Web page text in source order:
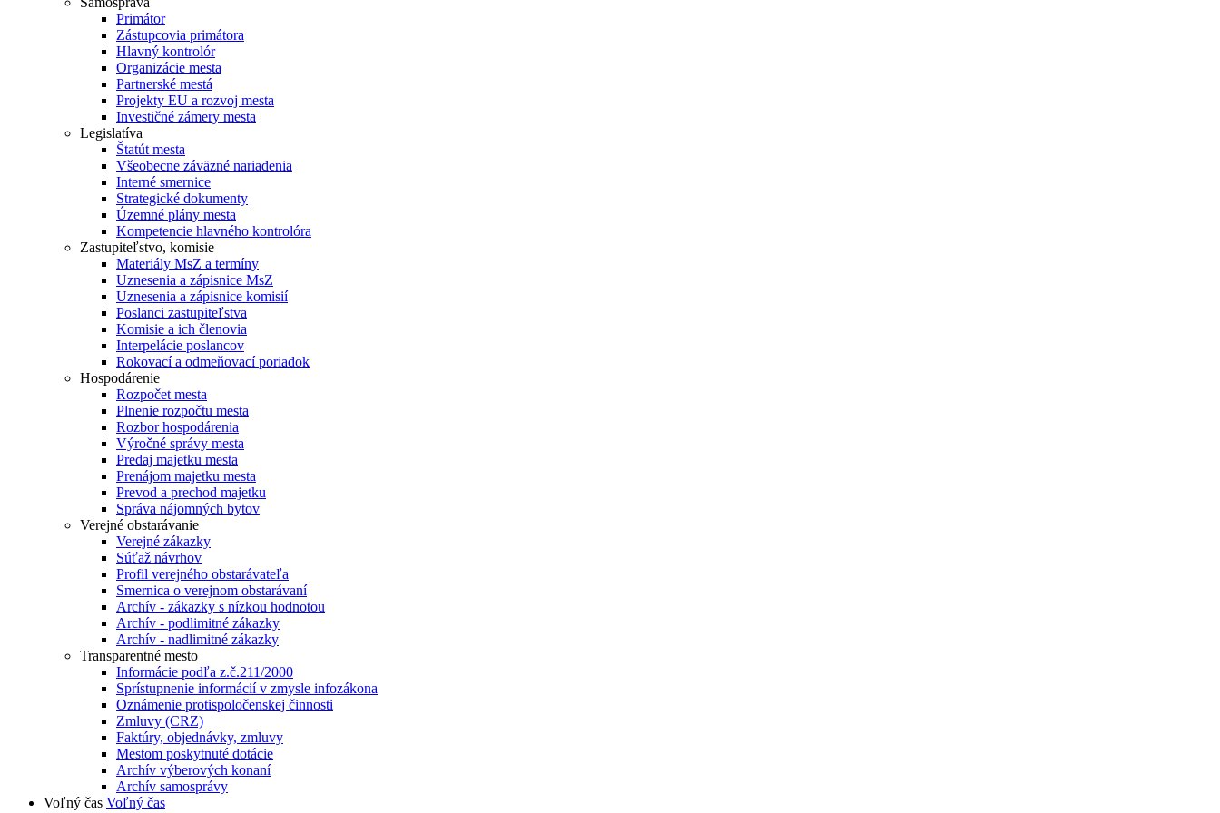
Primátor
Zástupcovia primátora
Hlavný kontrolór
Organizácie mesta
Partnerské mestá
Projekty EU a rozvoj mesta
Investičné zámery mesta
Legislatíva
Štatút mesta
Všeobecne záväzné nariadenia
Interné smernice
Strategické dokumenty
Územné plány mesta
Kompetencie hlavného kontrolóra
Zastupiteľstvo, komisie
Materiály MsZ a termíny
Uznesenia a zápisnice MsZ
Uznesenia a zápisnice komisií
Poslanci zastupiteľstva
Komisie a ich členovia
Interpelácie poslancov
Rokovací a odmeňovací poriadok
Hospodárenie
Rozpočet mesta
Plnenie rozpočtu mesta
Rozbor hospodárenia
Výročné správy mesta
Predaj majetku mesta
Prenájom majetku mesta
Prevod a prechod majetku
Správa nájomných bytov
Verejné obstarávanie
Verejné zákazky
Súťaž návrhov
Profil verejného obstarávateľa
Smernica o verejnom obstarávaní
Archív - zákazky s nízkou hodnotou
Archív - podlimitné zákazky
Archív - nadlimitné zákazky
Transparentné mesto
Informácie podľa z.č.211/2000
Sprístupnenie informácií v zmysle infozákona
Oznámenie protispoločenskej činnosti
Zmluvy (CRZ)
Faktúry, objednávky, zmluvy
Mestom poskytnuté dotácie
Archív výberových konaní
Archív samosprávy
Voľný čas Voľný čas